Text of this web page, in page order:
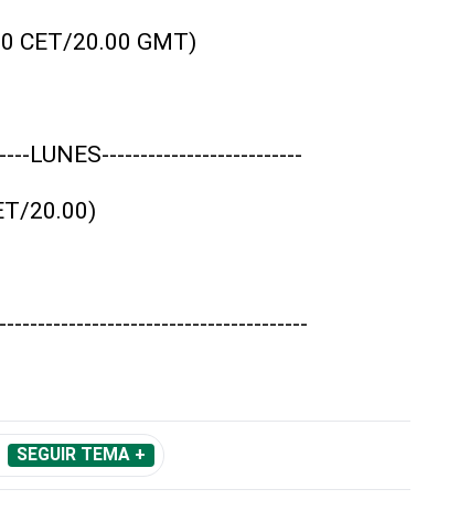
CET/20.00 GMT)
LUNES--------------------------
20.00)
SEGUIR TEMA +